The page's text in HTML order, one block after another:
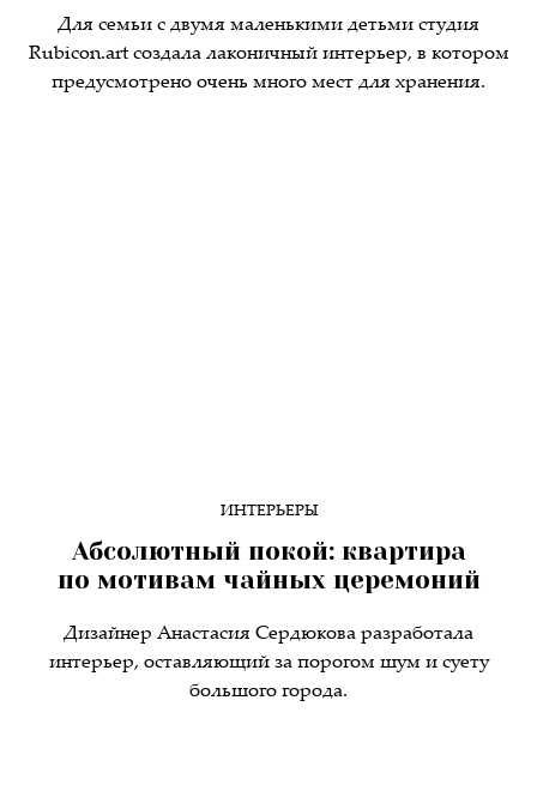
Для семьи с двумя маленькими детьми студия
Rubicon.art создала лаконичный интерьер, в котором
предусмотрено очень много мест для хранения.
ИНТЕРЬЕРЫ
Абсолютный покой: квартира
по мотивам чайных церемоний
Дизайнер Анастасия Сердюкова разработала
интерьер, оставляющий за порогом шум и суету
большого города.